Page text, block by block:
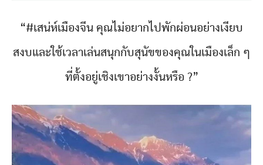
“#เสน่ห์เมืองจีน คุณไม่อยากไปพักผ่อนอย่างเงียบ
สงบและใช้เวลาเล่นสนุกกับสุนัขของคุณในเมืองเล็ก ๆ
ที่ตั้งอยู่เชิงเขาอย่างงั้นหรือ ?”